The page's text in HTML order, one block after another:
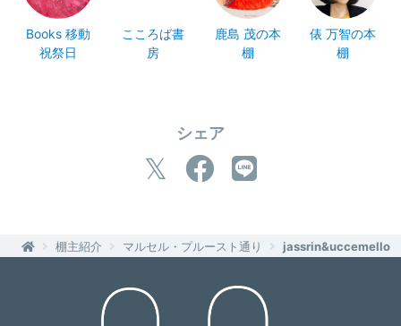
Books 移動
祝祭日
こころば書
房
鹿島 茂の本
棚
俵 万智の本
棚
シェア
棚主紹介 マルセル・プルースト通り jassrin&uccemello